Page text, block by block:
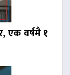
एक वर्षमै १